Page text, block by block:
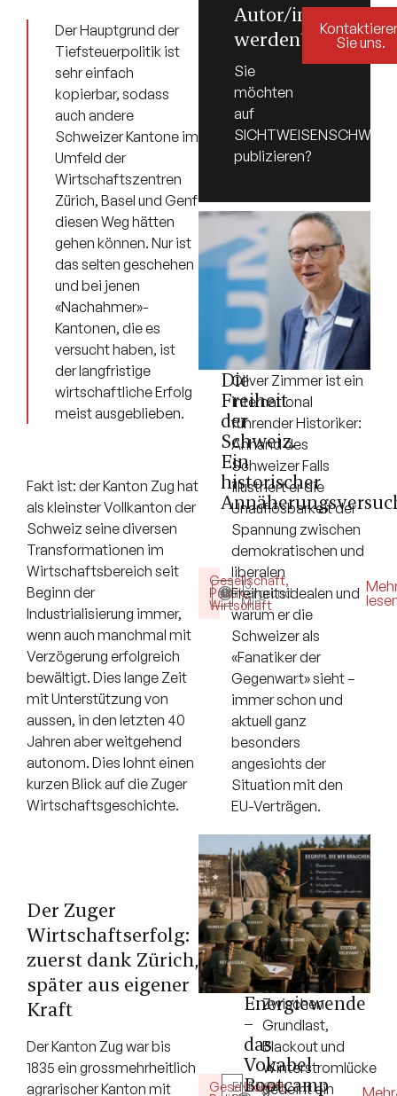
Der Hauptgrund der
Tiefsteuerpolitik ist
sehr einfach
kopierbar, sodass
auch andere
Schweizer Kantone im
Umfeld der
Wirtschaftszentren
Zürich, Basel und Genf
diesen Weg hätten
gehen können. Nur ist
das selten geschehen
und bei jenen
«Nachahmer»-
Kantonen, die es
versucht haben, ist
der langfristige
wirtschaftliche Erfolg
meist ausgeblieben.
Fakt ist: der Kanton Zug hat
als kleinster Vollkanton der
Schweiz seine diversen
Transformationen im
Wirtschaftsbereich seit
Beginn der
Industrialisierung immer,
wenn auch manchmal mit
Verzögerung erfolgreich
bewältigt. Dies lange Zeit
mit Unterstützung von
aussen, in den letzten 40
Jahren aber weitgehend
autonom. Dies lohnt einen
kurzen Blick auf die Zuger
Wirtschaftsgeschichte.
Der Zuger
Wirtschaftserfolg:
zuerst dank Zürich,
später aus eigener
Kraft
Der Kanton Zug war bis
1835 ein grossmehrheitlich
agrarischer Kanton mit
Autor/in
werden?
Sie
möchten
auf
publizieren?
Sie uns.
Gesellschaft,
Politik,
Wirtschaft
Hintergrund
13
Min.
Die
Freiheit
der
Schweiz.
Ein
historischer
Oliver Zimmer ist ein
international
führender Historiker:
Anhand des
Schweizer Falls
illustriert er die
Unauflösbarkeit der
Spannung zwischen
demokratischen und
liberalen
Freiheitsidealen und
warum er die
Schweizer als
«Fanatiker der
Gegenwart» sieht –
immer schon und
aktuell ganz
besonders
angesichts der
Situation mit den
EU-Verträgen.
Gesellschaft,
ENERGY
5
Energiewende
–
das
Vokabel-
Bootcamp
Zwischen
Grundlast,
Blackout und
Winterstromlücke
gedeiht ein
Mehr